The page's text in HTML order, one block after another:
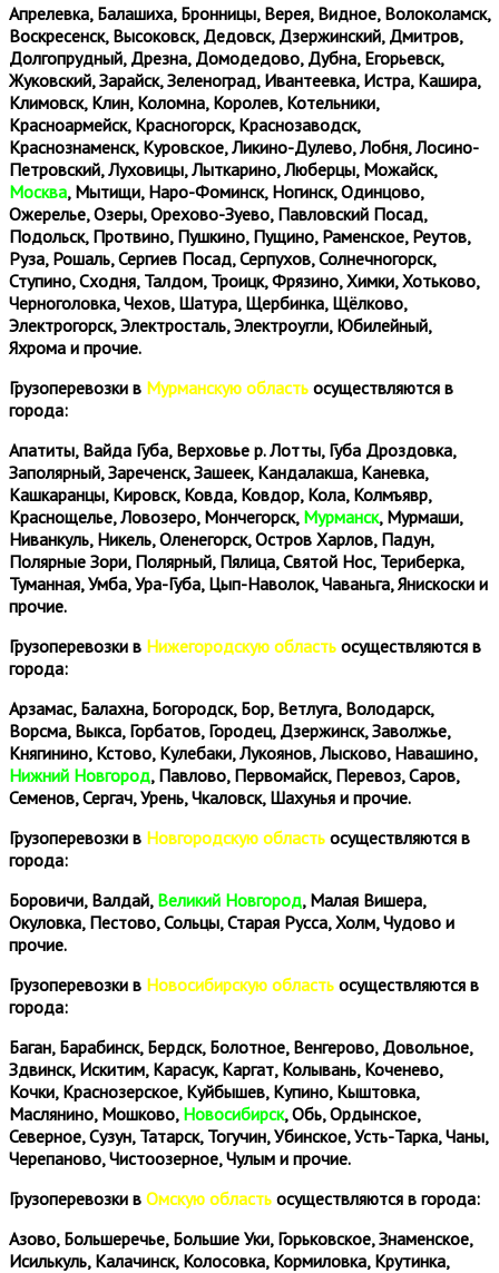
Апрелевка, Балашиха, Бронницы, Верея, Видное, Волоколамск,
Воскресенск, Высоковск, Дедовск, Дзержинский, Дмитров,
Долгопрудный, Дрезна, Домодедово, Дубна, Егорьевск,
Жуковский, Зарайск, Зеленоград, Ивантеевка, Истра, Кашира,
Климовск, Клин, Коломна, Королев, Котельники,
Красноармейск, Красногорск, Краснозаводск,
Краснознаменск, Куровское, Ликино-Дулево, Лобня, Лосино-
Петровский, Луховицы, Лыткарино, Люберцы, Можайск,
Москва, Мытищи, Наро-Фоминск, Ногинск, Одинцово,
Ожерелье, Озеры, Орехово-Зуево, Павловский Посад,
Подольск, Протвино, Пушкино, Пущино, Раменское, Реутов,
Руза, Рошаль, Сергиев Посад, Серпухов, Солнечногорск,
Ступино, Сходня, Талдом, Троицк, Фрязино, Химки, Хотьково,
Черноголовка, Чехов, Шатура, Щербинка, Щёлково,
Электрогорск, Электросталь, Электроугли, Юбилейный,
Яхрома и прочие.
Грузоперевозки в Мурманскую область осуществляются в
города:
Апатиты, Вайда Губа, Верховье р. Лотты, Губа Дроздовка,
Заполярный, Зареченск, Зашеек, Кандалакша, Каневка,
Кашкаранцы, Кировск, Ковда, Ковдор, Кола, Колмъявр,
Краснощелье, Ловозеро, Мончегорск, Мурманск, Мурмаши,
Ниванкуль, Никель, Оленегорск, Остров Харлов, Падун,
Полярные Зори, Полярный, Пялица, Святой Нос, Териберка,
Туманная, Умба, Ура-Губа, Цып-Наволок, Чаваньга, Янискоски и
прочие.
Грузоперевозки в Нижегородскую область осуществляются в
города:
Арзамас, Балахна, Богородск, Бор, Ветлуга, Володарск,
Ворсма, Выкса, Горбатов, Городец, Дзержинск, Заволжье,
Княгинино, Кстово, Кулебаки, Лукоянов, Лысково, Навашино,
Нижний Новгород, Павлово, Первомайск, Перевоз, Саров,
Семенов, Сергач, Урень, Чкаловск, Шахунья и прочие.
Грузоперевозки в Новгородскую область осуществляются в
города:
Боровичи, Валдай, Великий Новгород, Малая Вишера,
Окуловка, Пестово, Сольцы, Старая Русса, Холм, Чудово и
прочие.
Грузоперевозки в Новосибирскую область осуществляются в
города:
Баган, Барабинск, Бердск, Болотное, Венгерово, Довольное,
Здвинск, Искитим, Карасук, Каргат, Колывань, Коченево,
Кочки, Краснозерское, Куйбышев, Купино, Кыштовка,
Маслянино, Мошково, Новосибирск, Обь, Ордынское,
Северное, Сузун, Татарск, Тогучин, Убинское, Усть-Тарка, Чаны,
Черепаново, Чистоозерное, Чулым и прочие.
Грузоперевозки в Омскую область осуществляются в города:
Азово, Большеречье, Большие Уки, Горьковское, Знаменское,
Исилькуль, Калачинск, Колосовка, Кормиловка, Крутинка,